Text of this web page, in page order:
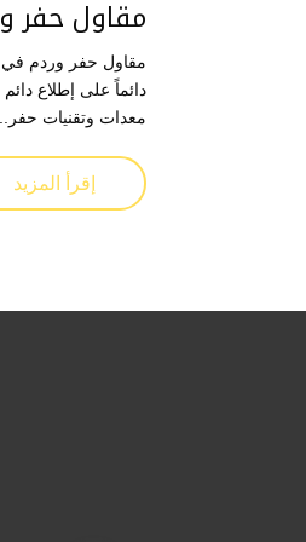
مقاول حفر وردم
مقاول حفر وردم في
دائماً على إطلاع
معدات وتقنيات حفر...
إقرأ المزيد